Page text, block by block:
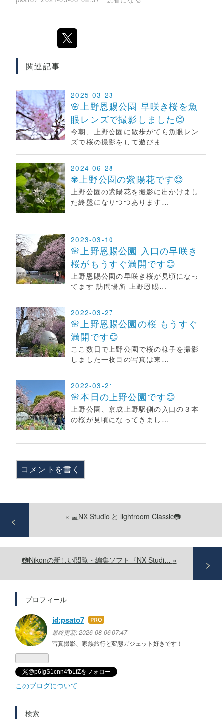
関連記事
2025-03-23
🌸上野恩賜公園 早咲き桜を魚
眼レンズで撮影しました😊
今朝、上野公園に散歩がてら魚眼レン
ズで桜の撮影をして遊びま…
2024-06-28
✾上野公園の紫陽花です😊
上野公園の紫陽花を撮影に出かけまし
た終盤になりつつあります…
2023-03-10
🌸上野恩賜公園 入口の早咲き
桜がもうすぐ満開です😊
上野恩賜公園の早咲き桜が見頃になっ
てます 訪問場所 上野恩賜…
2022-03-27
🌸上野恩賜公園の桜 もうすぐ
満開です😊
ここ数日で上野公園で桜の様子を撮影
しました一枚目の写真は東…
2022-03-21
🌸本日の上野公園です😊
上野公園、京成上野駅側の入口の３本
の桜が見頃になってきまし…
コメントを書く
« 💻NX Studio と lightroom Classic📷
📷Nikonの新しい閲覧・編集ソフト『NX Studi… »
プロフィール
id:psato7 はて
なブ
ログ
最終更新:2026-08-06 07:47
写真撮影、家族旅行と変態ガジェット好きです！
@p6IgS1onn4fbLfZをフォロー
このブログについて
検索